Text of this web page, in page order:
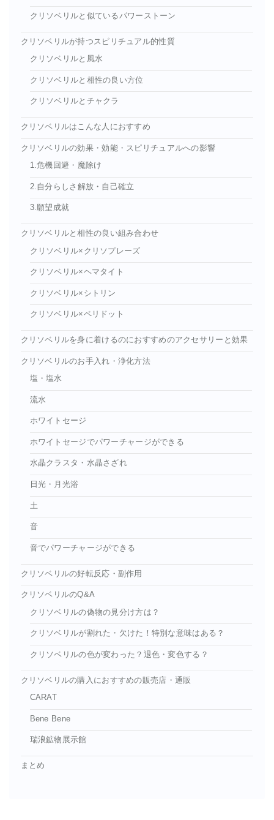
クリソベリルと似ているパワーストーン
クリソベリルが持つスピリチュアル的性質
クリソベリルと風水
クリソベリルと相性の良い方位
クリソベリルとチャクラ
クリソベリルはこんな人におすすめ
クリソベリルの効果・効能・スピリチュアルへの影響
1.危機回避・魔除け
2.自分らしさ解放・自己確立
3.願望成就
クリソベリルと相性の良い組み合わせ
クリソベリル×クリソプレーズ
クリソベリル×ヘマタイト
クリソベリル×シトリン
クリソベリル×ペリドット
クリソベリルを身に着けるのにおすすめのアクセサリーと効果
クリソベリルのお手入れ・浄化方法
塩・塩水
流水
ホワイトセージ
ホワイトセージでパワーチャージができる
水晶クラスタ・水晶さざれ
日光・月光浴
土
音
音でパワーチャージができる
クリソベリルの好転反応・副作用
クリソベリルのQ&A
クリソベリルの偽物の見分け方は？
クリソベリルが割れた・欠けた！特別な意味はある？
クリソベリルの色が変わった？退色・変色する？
クリソベリルの購入におすすめの販売店・通販
CARAT
Bene Bene
瑞浪鉱物展示館
まとめ